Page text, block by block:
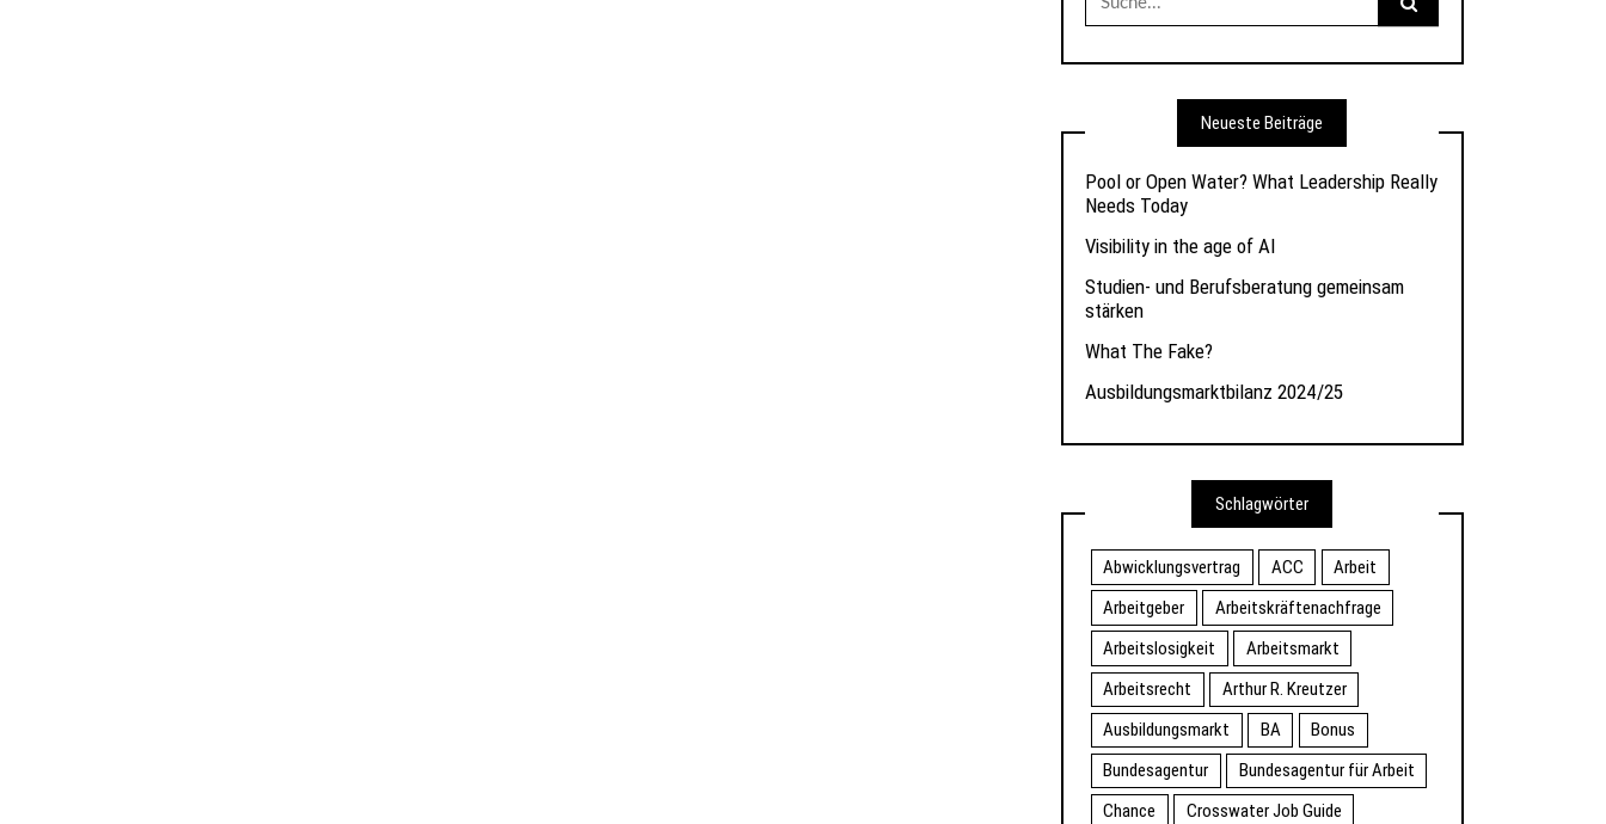
nach:
Neueste Beiträge
Pool or Open Water? What Leadership Really
Needs Today
Visibility in the age of AI
Studien- und Berufsberatung gemeinsam
stärken
What The Fake?
Ausbildungsmarktbilanz 2024/25
Schlagwörter
Abwicklungsvertrag ACC
Arbeit
Arbeitgeber
Arbeitskräftenachfrage
Arbeitslosigkeit
Arbeitsmarkt
Arbeitsrecht
Arthur R. Kreutzer
Ausbildungsmarkt
BA
Bonus
Bundesagentur
Bundesagentur für Arbeit
Chance
Crosswater Job Guide